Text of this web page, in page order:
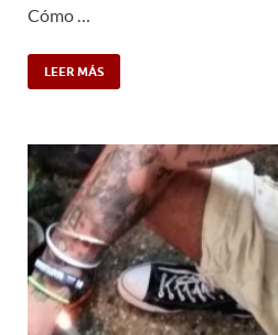
Cómo …
LEER MÁS